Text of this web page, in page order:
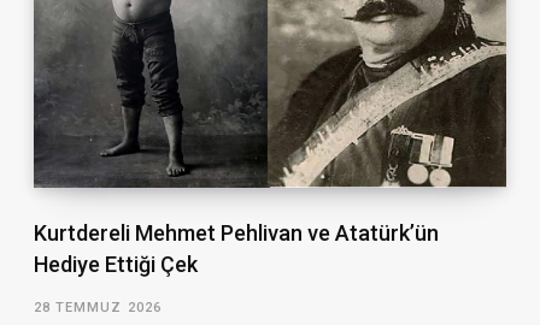
Kurtdereli Mehmet Pehlivan ve Atatürk’ün
Hediye Ettiği Çek
28 TEMMUZ 2026